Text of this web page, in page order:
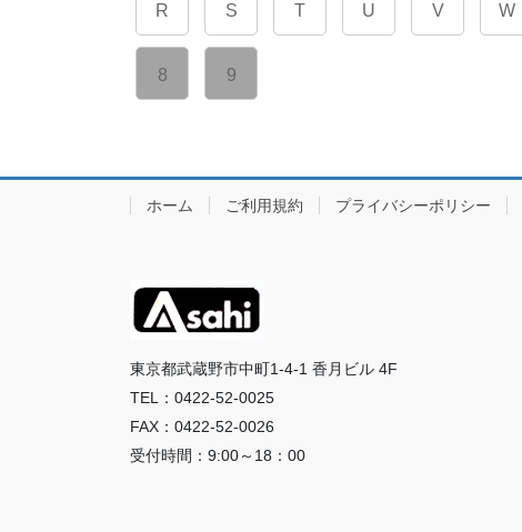
R S T U V W
8 9
ホーム ご利用規約 プライバシーポリシー
東京都武蔵野市中町1-4-1 香月ビル 4F
TEL：0422-52-0025
FAX：0422-52-0026
受付時間：9:00～18：00